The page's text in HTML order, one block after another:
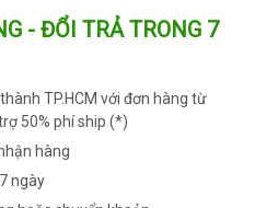
- ĐỔI TRẢ TRONG 7
TP.HCM với đơn hàng từ
50% phí ship (*)
hàng
ngày